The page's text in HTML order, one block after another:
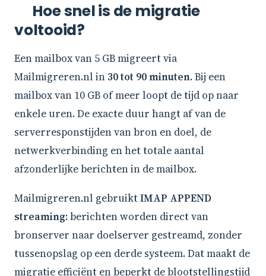
Hoe snel is de migratie
voltooid?
Een mailbox van 5 GB migreert via
Mailmigreren.nl in30 tot 90 minuten. Bij een
mailbox van 10 GB of meer loopt de tijd op naar
enkele uren. De exacte duur hangt af van de
serverresponstijden van bron en doel, de
netwerkverbinding en het totale aantal
afzonderlijke berichten in de mailbox.
Mailmigreren.nl gebruiktIMAP APPEND
streaming: berichten worden direct van
bronserver naar doelserver gestreamd, zonder
tussenopslag op een derde systeem. Dat maakt de
migratie efficiënt en beperkt de blootstellingstijd